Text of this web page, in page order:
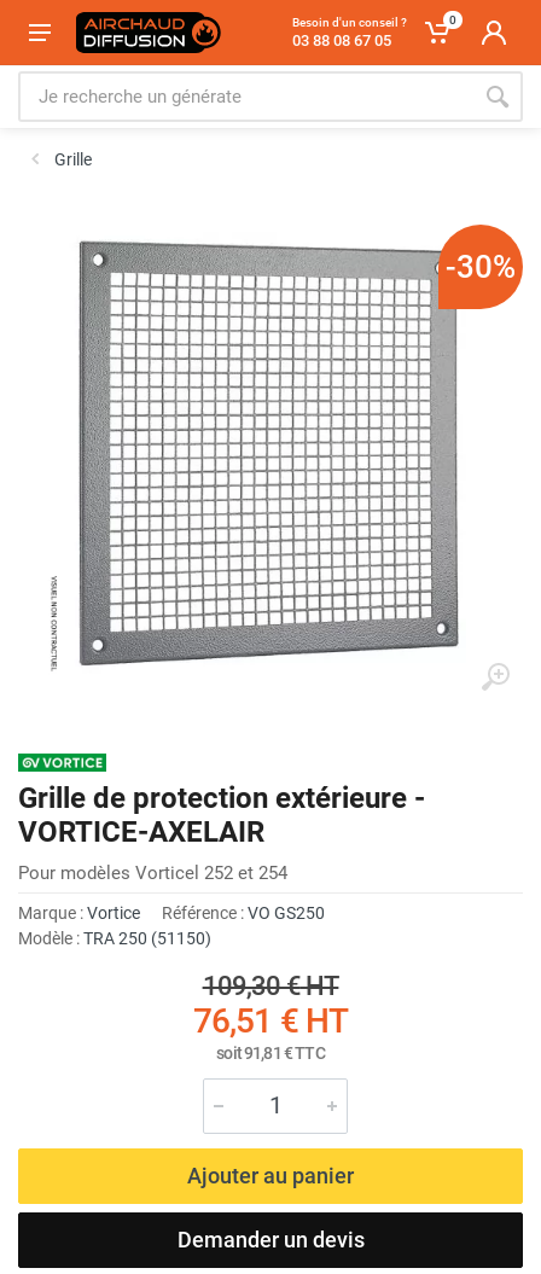
Besoin d'un conseil ?
03 88 08 67 05
0
Grille
-30%
Grille de protection extérieure -
VORTICE-AXELAIR
Pour modèles Vorticel 252 et 254
Marque :Vortice Référence :VO GS250
Modèle :TRA 250 (51150)
109,30 €HT
76,51 €HT
soit91,81 €TTC
Ajouter au panier
Demander un devis